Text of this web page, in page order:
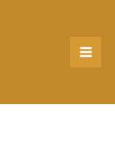
Main